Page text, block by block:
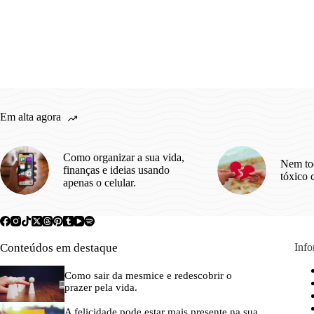
Em alta agora
Como organizar a sua vida,
finanças e ideias usando
apenas o celular.
Nem
tóxico
Conteúdos em destaque
Como sair da mesmice e redescobrir o
prazer pela vida.
A felicidade pode estar mais presente na sua